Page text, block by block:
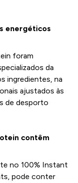
energéticos
foram
da
ingredientes, na
ajustados às
de desporto
contêm
no 100% Instant
pode conter